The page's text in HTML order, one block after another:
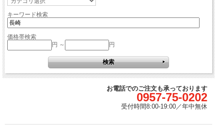
キーワード検索
価格帯検索
円 ～
円
お電話でのご注文も承っております
0957-75-0202
受付時間8:00-19:00／年中無休